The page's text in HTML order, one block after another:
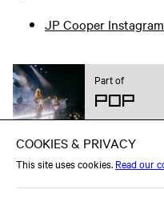
JP Cooper Instagram
Part of
Pop